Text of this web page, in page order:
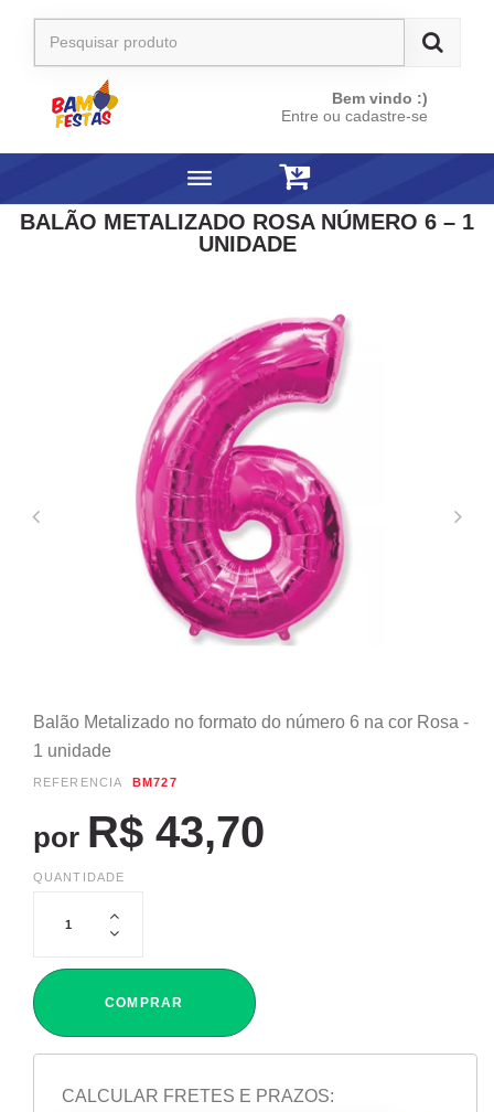
Bem vindo :)
Entre ou cadastre-se
BALÃO METALIZADO ROSA NÚMERO 6 – 1
UNIDADE
Balão Metalizado no formato do número 6 na cor Rosa -
1 unidade
REFERÊNCIA BM727
por R$ 43,70
QUANTIDADE
COMPRAR
CALCULAR FRETES E PRAZOS: